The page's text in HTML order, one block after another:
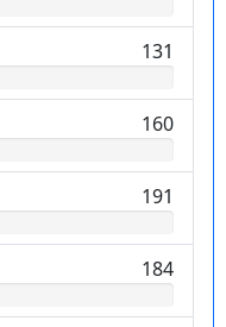
131
160
191
184